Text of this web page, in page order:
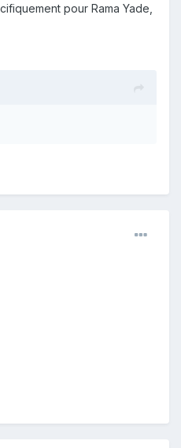
pour Rama Yade,